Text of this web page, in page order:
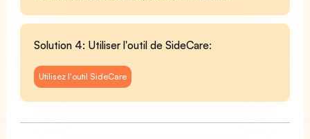
Solution 4: Utiliser l'outil de SideCare:
Utilisez l'outil SideCare